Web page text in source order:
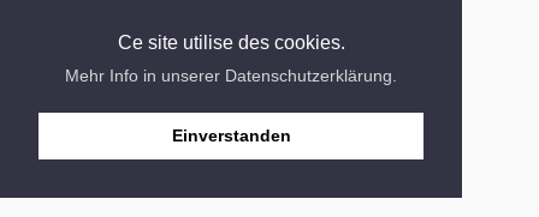
Ce site utilise des cookies.
Mehr Info in unserer Datenschutzerklärung.
Einverstanden